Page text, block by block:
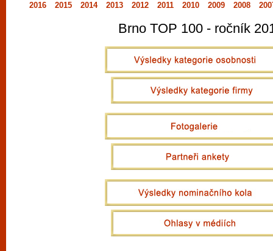
2016 2015 2014 2013 2012 2011 2010 2009 2008
Brno TOP 100 - ročník